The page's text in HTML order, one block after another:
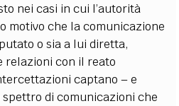
nei casi in cui l’autorità
motivo che la comunicazione
o sia a lui diretta,
relazioni con il reato
captano – e
di comunicazioni che